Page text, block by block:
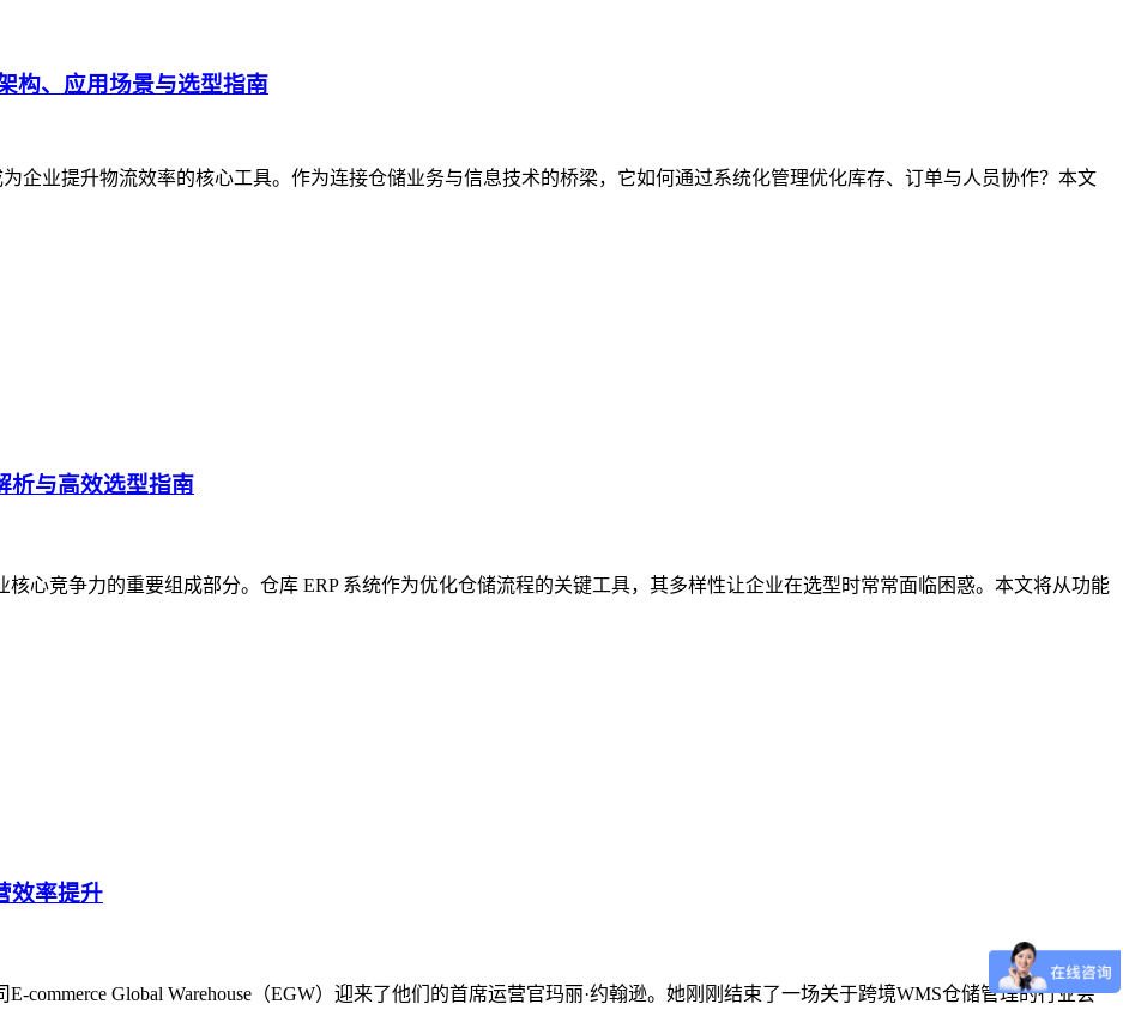
构、应用场景与选型指南
企业提升物流效率的核心工具。作为连接仓储业务与信息技术的桥梁，它如何通过系统化管理优化库存、订单与人员协作？本文
析与高效选型指南
心竞争力的重要组成部分。仓库 ERP 系统作为优化仓储流程的关键工具，其多样性让企业在选型时常常面临困惑。本文将从功能
效率提升
commerce Global Warehouse（EGW）迎来了他们的首席运营官玛丽·约翰逊。她刚刚结束了一场关于跨境WMS仓储管理的行业会